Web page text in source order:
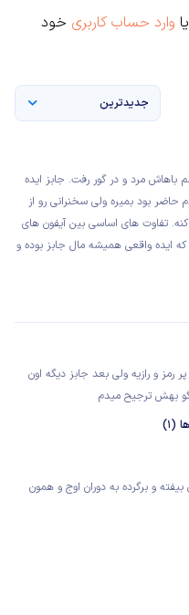
وارد حساب کاربری خود
جدیدترین
باهاش مرد و در گور رفت. جابز ایده
حاضر بود بمیره ولی سخنرانی رو از
تفاوت های اساسی بین آیفون های
ایده واقعی همیشه مال جابز بوده و
رمز و رازیه ولی بعد جابز دیگه اون
بهش ترجیح میدم
(1)
و برگرده به دوران اوج و همون